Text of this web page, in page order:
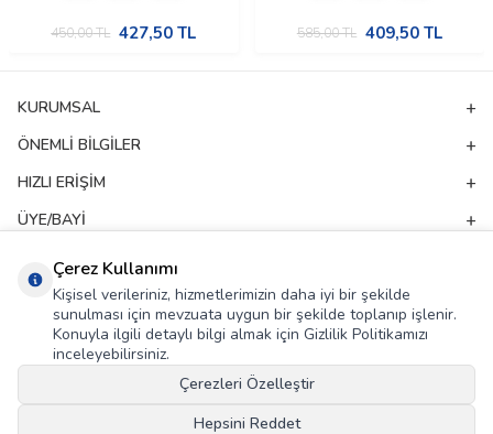
450,00TL 427,50 TL 585,00TL 409,50TL
KURUMSAL
ÖNEMLI BILGILER
HIZLI ERIŞIM
ÜYE/BAYI
ADRES & İLETIŞIM
E-Bülten Aboneliği
Kampanya ve yeniliklerden haberdar olmak için e-bültenimize abone olun!
Çerez Kullanımı
Kişisel verileriniz, hizmetlerimizin daha iyi bir şekilde
sunulması için mevzuata uygun bir şekilde toplanıp işlenir.
Konuyla ilgili detaylı bilgi almak için Gizlilik Politikamızı
inceleyebilirsiniz.
Çerezleri Özelleştir
Hepsini Reddet